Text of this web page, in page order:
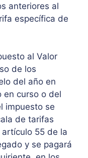
anteriores al
específica de
al Valor
de los
del año en
en curso o del
impuesto se
de tarifas
55 de la
y se pagará